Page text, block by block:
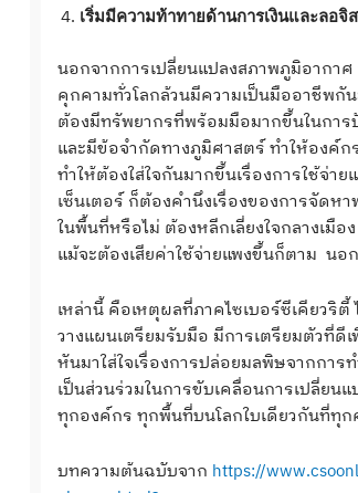
เริ่มมีความท้าทายด้านการเงินและลอ
นอกจากการเปลี่ยนแปลงสภาพภูมิอากา
คุกคามทั่วโลกล้วนมีความเป็นมืออาชีพกั
ต้องมีทรัพยากรที่พร้อมมือมากขึ้นในการ
และมีข้อจำกัดทางภูมิศาสตร์ ทำให้องค์ก
ทำให้ต้องใส่ใจกันมากขึ้นเรื่องการใช้จ่
เซ็นเตอร์ ก็ต้องคำนึงเรื่องของการจัดห
ในพื้นที่หรือไม่ ต้องหลีกเลี่ยงใจกลางเมื
แม้จะต้องเสียค่าใช้จ่ายแพงขึ้นก็ตาม นอ
เหล่านี้ คือเหตุผลที่ภาคไซเบอร์ซีเคียวริ
วางแผนเตรียมรับมือ มีการเตรียมตัวที่
หันมาใส่ใจเรื่องการปล่อยมลพิษจากกา
เป็นส่วนร่วมในการขับเคลื่อนการเปลี่ยน
ทุกองค์กร ทุกพื้นที่บนโลกใบเดียวกันที่ทุ
บทความต้นฉบับจาก https://